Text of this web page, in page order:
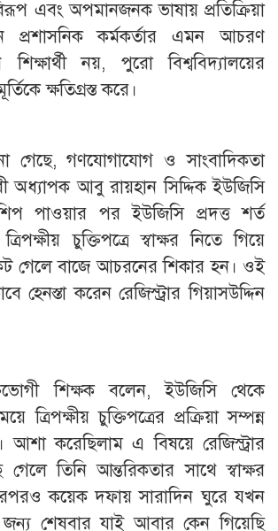
এবং অপমানজনক ভাষায় প্রতিক্রিয়া
প্রশাসনিক কর্মকর্তার এমন আচরণ
নয়, পুরো বিশ্ববিদ্যালয়ের
ক্ষতিগ্রস্ত করে।
গেছে, গণযোগাযোগ ও সাংবাদিকতা
অধ্যাপক আবু রায়হান সিদ্দিক ইউজিসি
পাওয়ার পর ইউজিসি প্রদত্ত শর্ত
চুক্তিপত্রে স্বাক্ষর নিতে গিয়ে
গেলে বাজে আচরনের শিকার হন। ওই
হেনস্তা করেন রেজিস্ট্রার গিয়াসউদ্দিন
শিক্ষক বলেন, ইউজিসি থেকে
ত্রিপক্ষীয় চুক্তিপত্রের প্রক্রিয়া সম্পন্ন
করেছিলাম এ বিষয়ে রেজিস্ট্রার
তিনি আন্তরিকতার সাথে স্বাক্ষর
কয়েক দফায় সারাদিন ঘুরে যখন
জন্য শেষবার যাই আবার কেন গিয়েছি